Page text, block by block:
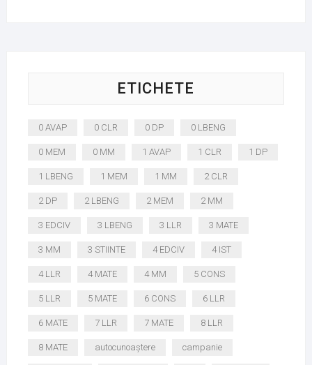
ETICHETE
0 AVAP 0 CLR 0 DP 0 LBENG
0 MEM 0 MM 1 AVAP 1 CLR 1 DP
1 LBENG 1 MEM 1 MM 2 CLR
2 DP 2 LBENG 2 MEM 2 MM
3 EDCIV 3 LBENG 3 LLR 3 MATE
3 MM 3 STIINTE 4 EDCIV 4 IST
4 LLR 4 MATE 4 MM 5 CONS
5 LLR 5 MATE 6 CONS 6 LLR
6 MATE 7 LLR 7 MATE 8 LLR
8 MATE autocunoaștere campanie